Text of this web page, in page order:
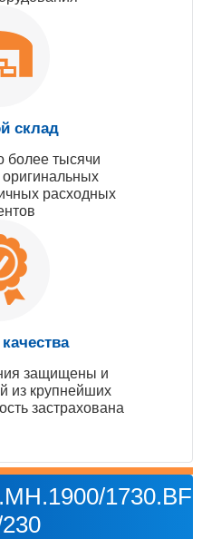
склад
более тысячи
расходных
защищены и
из крупнейших
застрахована
1730.BF